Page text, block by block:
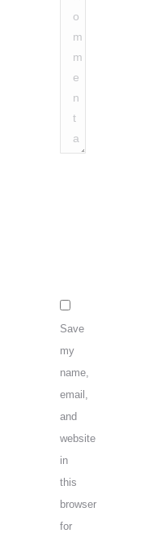
Save
my
name,
email,
and
website
in
this
browser
for